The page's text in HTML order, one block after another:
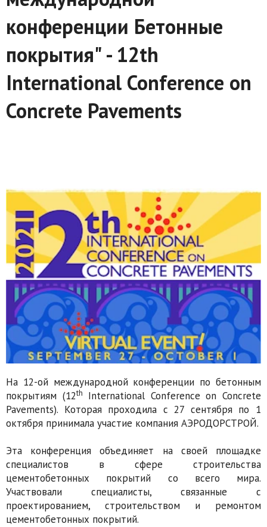
конференции Бетонные
покрытия" - 12th
International Conference on
Concrete Pavements
На 12-ой международной конференции по бетонным
покрытиям (12th
International Conference on Concrete
Pavements). Которая проходила с 27 сентября по 1
октября принимала участие компания АЭРОДОРСТРОЙ.
Эта конференция объединяет на своей площадке
специалистов в сфере строительства
цементобетонных покрытий со всего мира.
Участвовали специалисты, связанные с
проектированием, строительством и ремонтом
цементобетонных покрытий.